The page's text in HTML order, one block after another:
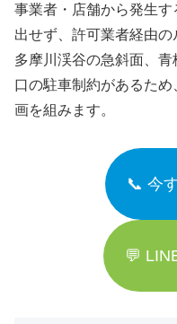
事業者・店舗から発生
出せず、許可業者経由の
多摩川渓谷の急斜面、
口の駐車制約があるた
画を組みます。
📞 今
💬